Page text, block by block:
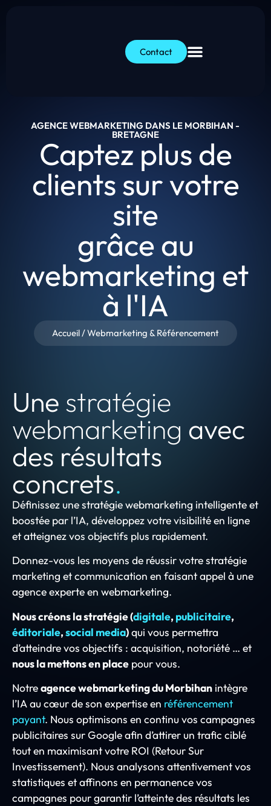
Contact
AGENCE WEBMARKETING DANS LE MORBIHAN -
BRETAGNE
Captez plus de
clients sur votre
site
grâce au
webmarketing et
à l'IA
Accueil/Webmarketing & Référencement
Une stratégie
webmarketing avec
des résultats
concrets.
Définissez une stratégie webmarketing intelligente et
boostée par l’IA, développez votre visibilité en ligne
et atteignez vos objectifs plus rapidement.
Donnez-vous les moyens de réussir votre stratégie
marketing et communication en faisant appel à une
agence experte en webmarketing.
Nous créons la stratégie (digitale,publicitaire,
éditoriale,social media)qui vous permettra
d’atteindre vos objectifs : acquisition, notoriété … et
nous la mettons en place pour vous.
Notreagence webmarketing du Morbihan intègre
l’IA au cœur de son expertise en référencement
payant. Nous optimisons en continu vos campagnes
publicitaires sur Google afin d’attirer un trafic ciblé
tout en maximisant votre ROI (Retour Sur
Investissement). Nous analysons attentivement vos
statistiques et affinons en permanence vos
campagnes pour garantir l’atteinte des résultats les